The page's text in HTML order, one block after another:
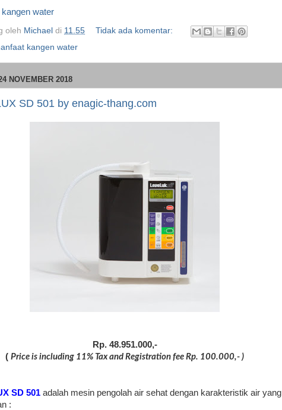
kangen water
oleh Michael di 11.55
Tidak ada komentar:
kangen water
NOVEMBER 2018
SD 501 by enagic-thang.com
Rp. 48.951.000,-
( Price is including 11% Tax and Registration fee Rp. 100.000,- )
SD 501 adalah mesin pengolah air sehat dengan karakteristik air yang
: